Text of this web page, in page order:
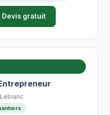
Devis gratuit